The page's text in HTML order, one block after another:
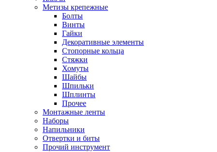
Метизы крепежные
Болты
Винты
Гайки
Декоративные элементы
Стопорные кольца
Стяжки
Хомуты
Шайбы
Шпильки
Шплинты
Прочее
Монтажные ленты
Наборы
Напильники
Отвертки и биты
Прочий инструмент